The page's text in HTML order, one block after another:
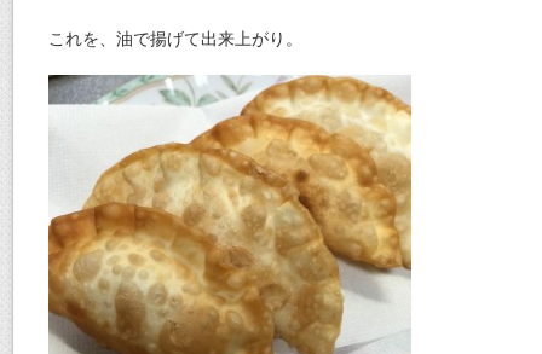
これを、油で揚げて出来上がり。